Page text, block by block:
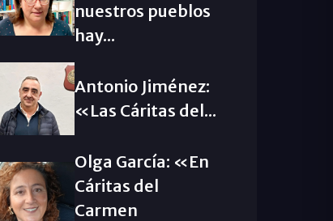
nuestros pueblos
hay...
Antonio Jiménez:
«Las Cáritas del...
Olga García: «En
Cáritas del
Carmen